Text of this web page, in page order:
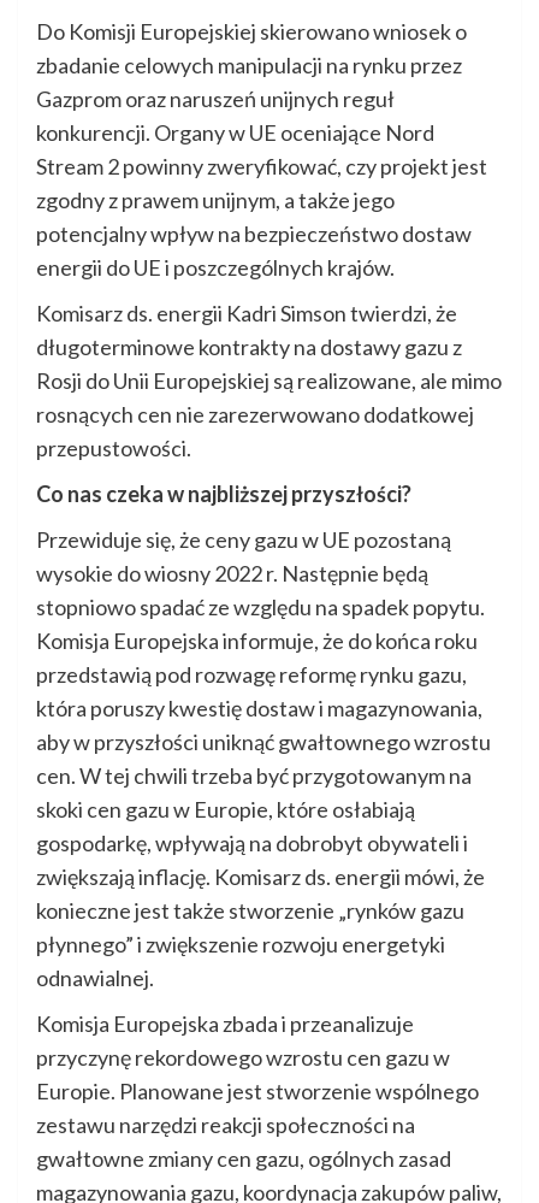
Do Komisji Europejskiej skierowano wniosek o
zbadanie celowych manipulacji na rynku przez
Gazprom oraz naruszeń unijnych reguł
konkurencji. Organy w UE oceniające Nord
Stream 2 powinny zweryfikować, czy projekt jest
zgodny z prawem unijnym, a także jego
potencjalny wpływ na bezpieczeństwo dostaw
energii do UE i poszczególnych krajów.
Komisarz ds. energii Kadri Simson twierdzi, że
długoterminowe kontrakty na dostawy gazu z
Rosji do Unii Europejskiej są realizowane, ale mimo
rosnących cen nie zarezerwowano dodatkowej
przepustowości.
Co nas czeka w najbliższej przyszłości?
Przewiduje się, że ceny gazu w UE pozostaną
wysokie do wiosny 2022 r. Następnie będą
stopniowo spadać ze względu na spadek popytu.
Komisja Europejska informuje, że do końca roku
przedstawią pod rozwagę reformę rynku gazu,
która poruszy kwestię dostaw i magazynowania,
aby w przyszłości uniknąć gwałtownego wzrostu
cen. W tej chwili trzeba być przygotowanym na
skoki cen gazu w Europie, które osłabiają
gospodarkę, wpływają na dobrobyt obywateli i
zwiększają inflację. Komisarz ds. energii mówi, że
konieczne jest także stworzenie „rynków gazu
płynnego” i zwiększenie rozwoju energetyki
odnawialnej.
Komisja Europejska zbada i przeanalizuje
przyczynę rekordowego wzrostu cen gazu w
Europie. Planowane jest stworzenie wspólnego
zestawu narzędzi reakcji społeczności na
gwałtowne zmiany cen gazu, ogólnych zasad
magazynowania gazu, koordynacja zakupów paliw,